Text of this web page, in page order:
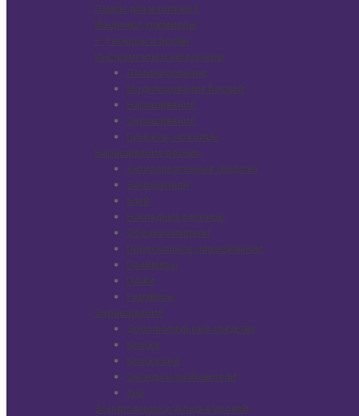
Лампы для маникюра
Машинки, триммеры
+- Ресницы и брови
Инструменты и аксессуары
Ламинирование
Моделирование бровей
Наращивание
Окрашивание
Пинцеты, ножницы
Наращивание ресниц
Антиаллергенные средства
Закрепители
Клей
Накладные ресницы
Обезжириватели
Поресничное наращивание
Праймеры
Пучки
Ремуверы
Окрашивание
Дополнительные средства
Краска
Краска-хна
Оксиды и разбавители
Хна
Зонирование и укладка бровей